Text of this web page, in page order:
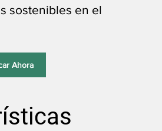
sostenibles en el
Ahora